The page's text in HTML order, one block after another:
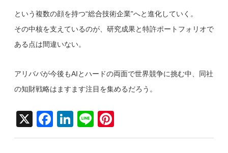
という複数の顔を持つ“総合技術企業”へと進化していく。
その中核を支えているのが、研究成果と特許ポートフォリオで
ある点は間違いない。
アリババが今後もAIとハードの両面で世界競争に挑む中、同社
の知財戦略はますます注目を集めるだろう。
X
F
a
Li
n
Li
n
nt